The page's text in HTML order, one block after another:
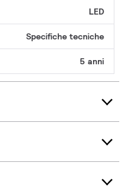
LED
Specifiche tecniche
5 anni